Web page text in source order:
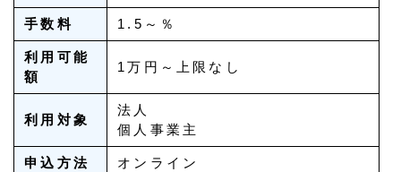
手数料 1.5～％
利用可能
額
1万円～上限なし
利用対象
法人
個人事業主
申込方法 オンライン